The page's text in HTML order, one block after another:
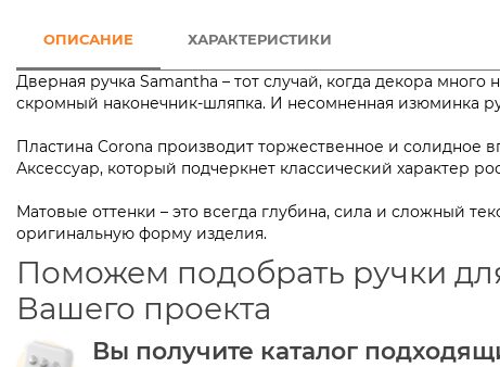
ОПИСАНИЕ ХАРАКТЕРИСТИКИ
Дверная ручка Samantha – тот случай, когда декора
скромный наконечник-шляпка. И несомненная изюминка
Пластина Corona производит торжественное и
Аксессуар, который подчеркнет классический
Матовые оттенки – это всегда глубина, сила и сложный
оригинальную форму изделия.
Поможем подобрать ручки
Вашего проекта
Вы получите каталог